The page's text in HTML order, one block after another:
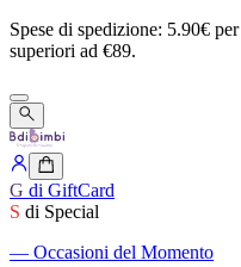
Spese di spedizione: 5.90€ per
superiori ad €89.
G di GiftCard
S di Special
― Occasioni del Momento